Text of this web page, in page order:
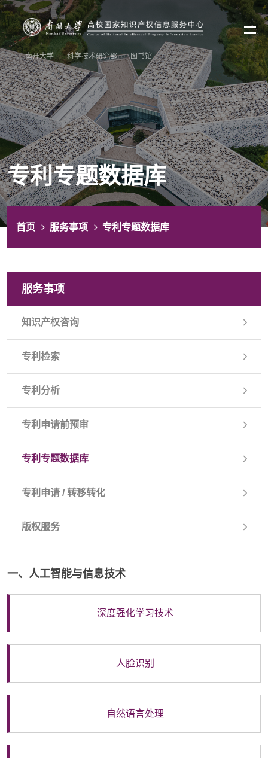
南开大学 科学技术研究部 图书馆
专利专题数据库
首页 服务事项 专利专题数据库
一、人工智能与信息技术
深度强化学习技术
人脸识别
自然语言处理
服务事项
知识产权咨询
专利检索
专利分析
专利申请前预审
专利专题数据库
专利申请 / 转移转化
版权服务